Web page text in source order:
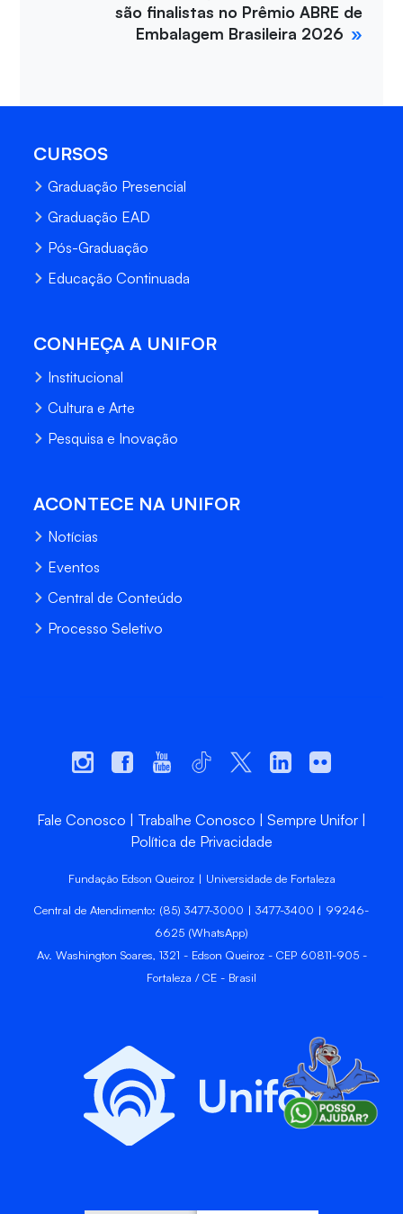
são finalistas no Prêmio ABRE de
Embalagem Brasileira 2026
CURSOS
Graduação Presencial
Graduação EAD
Pós-Graduação
Educação Continuada
CONHEÇA A UNIFOR
Institucional
Cultura e Arte
Pesquisa e Inovação
ACONTECE NA UNIFOR
Notícias
Eventos
Central de Conteúdo
Processo Seletivo
Fale Conosco Trabalhe Conosco
Sempre Unifor
Política de Privacidade
Fundação Edson Queiroz | Universidade de Fortaleza
Central de Atendimento: (85) 3477-3000 | 3477-3400 | 99246-
6625 (WhatsApp)
Av. Washington Soares, 1321 - Edson Queiroz - CEP 60811-905 -
Fortaleza / CE - Brasil